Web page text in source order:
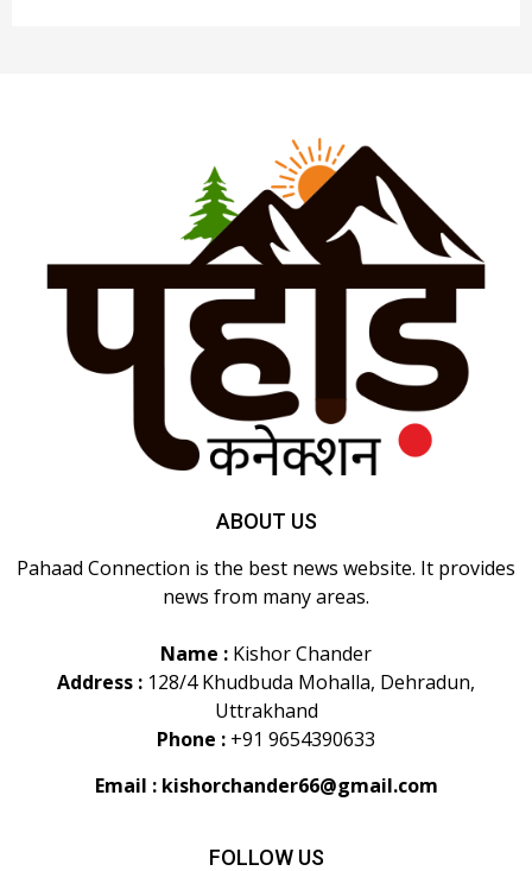
ABOUT US
Pahaad Connection is the best news website. It provides
news from many areas.
Name : Kishor Chander
Address : 128/4 Khudbuda Mohalla, Dehradun,
Uttrakhand
Phone : +91 9654390633
Email : kishorchander66@gmail.com
FOLLOW US